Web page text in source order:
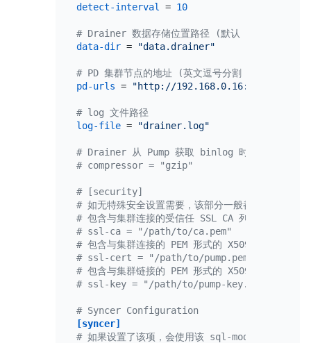
detect-interval
= 10
# Drainer 数据存储位置路径 (默认
data-dir = "data.drainer"
# PD 集群节点的地址 (英文逗号分割，中间不加空
pd-urls = "http://
# log 文件路径
log-file = "drainer.log"
# Drainer 从 Pump 获取 binlog 时对数据进行压
# compressor = "gzip"
# [security]
# 如无特殊安全设置需要，该部分一般都注解掉
# 包含与集群连接的受信任 SSL CA 列表的文件路径
# ssl-ca = "/path/to/ca.pem"
# 包含与集群连接的 PEM 形式的 X509
# ssl-cert = "/path/to/pump.pem"
# 包含与集群链接的 PEM 形式的 X509 key 的路径
# ssl-key = "/path/to/pump-key.pem"
# Syncer Configuration
[syncer]
# 如果设置了该项，会使用该 sql-mode 解析 DDL